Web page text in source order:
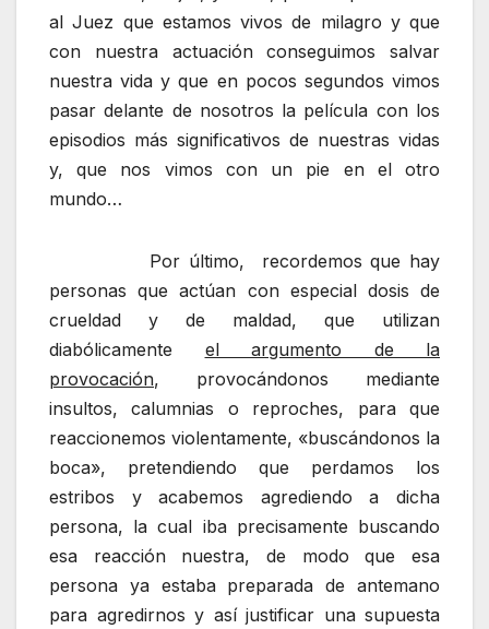
al Juez que estamos vivos de milagro y que
con nuestra actuación conseguimos salvar
nuestra vida y que en pocos segundos vimos
pasar delante de nosotros la película con los
episodios más significativos de nuestras vidas
y, que nos vimos con un pie en el otro
mundo…
Por último, recordemos que hay
personas que actúan con especial dosis de
crueldad y de maldad, que utilizan
diabólicamente el argumento de la
provocación, provocándonos mediante
insultos, calumnias o reproches, para que
reaccionemos violentamente, «buscándonos la
boca», pretendiendo que perdamos los
estribos y acabemos agrediendo a dicha
persona, la cual iba precisamente buscando
esa reacción nuestra, de modo que esa
persona ya estaba preparada de antemano
para agredirnos y así justificar una supuesta